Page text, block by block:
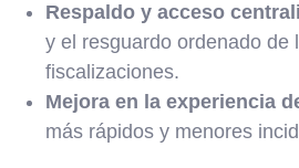
Respaldo y acceso
y el resguardo ordenado de
fiscalizaciones.
Mejora en la experiencia
más rápidos y menores